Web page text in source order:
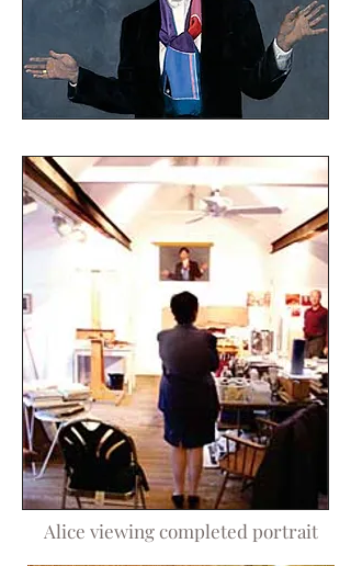
Alice viewing completed portrait